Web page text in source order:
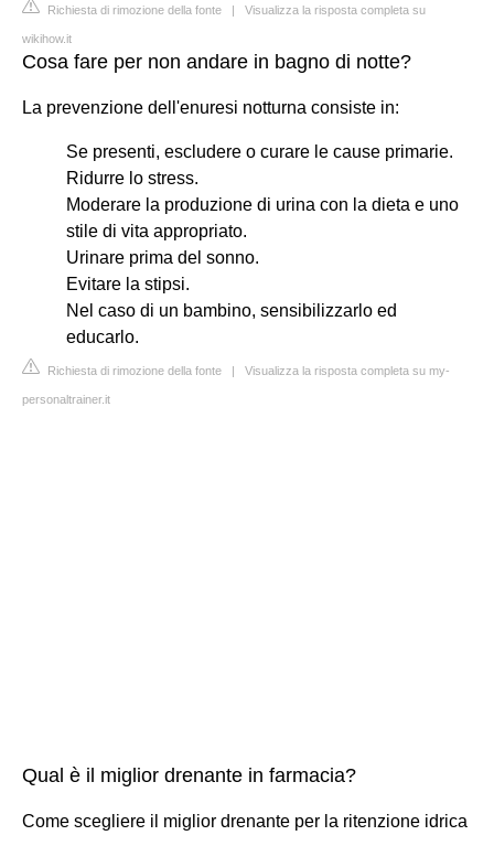
Richiesta di rimozione della fonte | Visualizza la risposta completa su
wikihow.it
Cosa fare per non andare in bagno di notte?
La prevenzione dell'enuresi notturna consiste in:
Se presenti, escludere o curare le cause primarie.
Ridurre lo stress.
Moderare la produzione di urina con la dieta e uno
stile di vita appropriato.
Urinare prima del sonno.
Evitare la stipsi.
Nel caso di un bambino, sensibilizzarlo ed
educarlo.
Richiesta di rimozione della fonte | Visualizza la risposta completa su my-
personaltrainer.it
Qual è il miglior drenante in farmacia?
Come scegliere il miglior drenante per la ritenzione idrica